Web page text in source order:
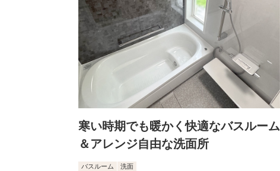
寒い時期でも暖かく快適なバスルーム
＆アレンジ自由な洗面所
バスルーム 洗面